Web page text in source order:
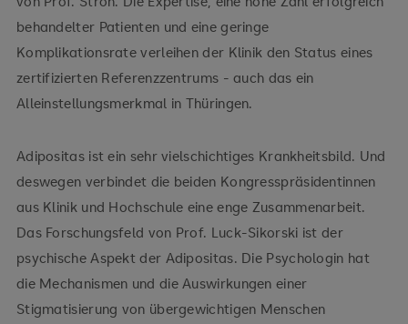
behandelter Patienten und eine geringe
Komplikationsrate verleihen der Klinik den Status eines
zertifizierten Referenzzentrums - auch das ein
Alleinstellungsmerkmal in Thüringen.
Adipositas ist ein sehr vielschichtiges Krankheitsbild. Und
deswegen verbindet die beiden Kongresspräsidentinnen
aus Klinik und Hochschule eine enge Zusammenarbeit.
Das Forschungsfeld von Prof. Luck-Sikorski ist der
psychische Aspekt der Adipositas. Die Psychologin hat
die Mechanismen und die Auswirkungen einer
Stigmatisierung von übergewichtigen Menschen